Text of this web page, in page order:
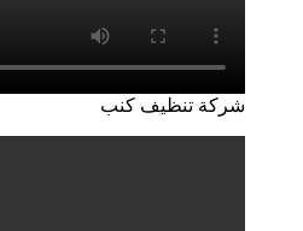
شركة تنظيف كنب